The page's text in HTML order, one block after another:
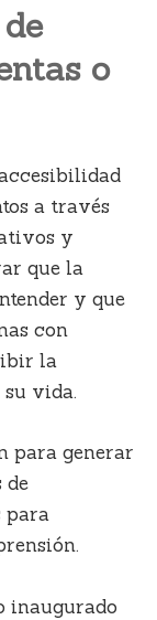
o
a través
y
que la
y que
con
la
vida.
para generar
de
para
inaugurado